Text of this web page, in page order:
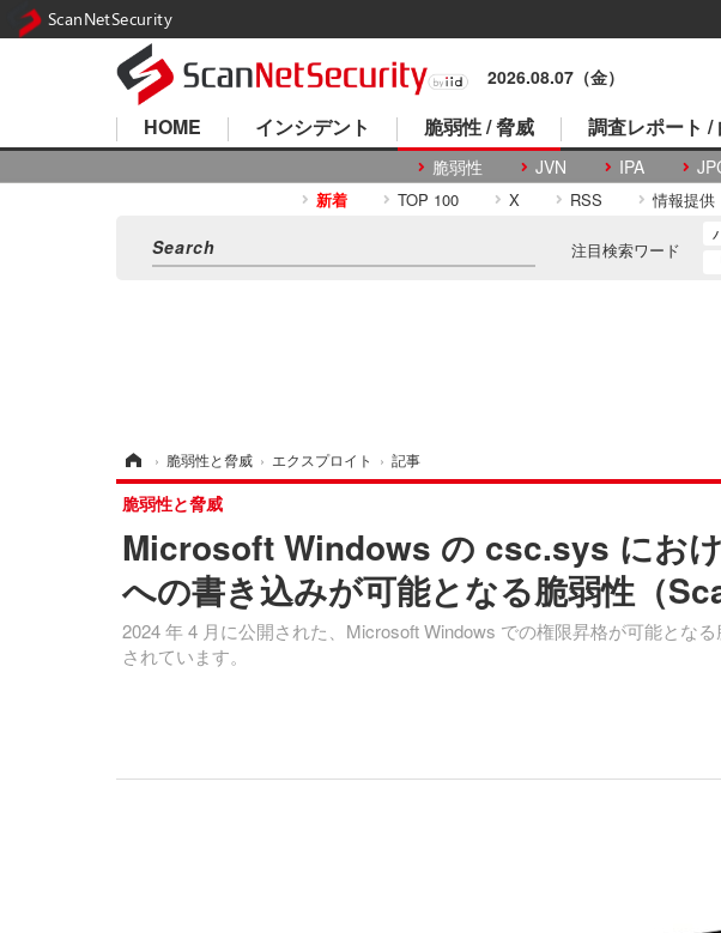
2026.08.07（金）
HOME インシデント 脆弱性 / 脅威
脆弱性 JVN IPA
調査レポート /
新着 TOP 100 X RSS 情報提供
注目検索ワード
› 脆弱性と脅威 › エクスプロイト › 記事
Microsoft Windows の csc.sys にお
への書き込みが可能となる脆弱性（
2024 年 4 月に公開された、Microsoft Windows での権限昇格が可能とな
されています。
脆弱性と脅威
ScanNetSecurity